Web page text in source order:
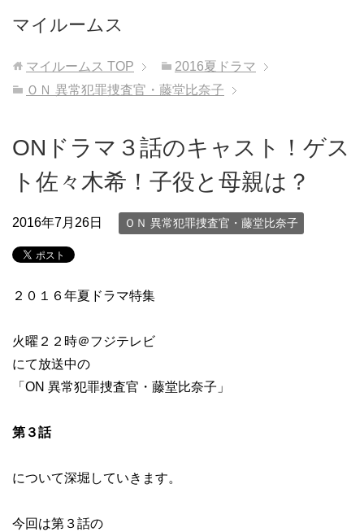
マイルームス
マイルームス TOP
2016夏ドラマ
ＯＮ 異常犯罪捜査官・藤堂比奈子
ONドラマ３話のキャスト！ゲス
ト佐々木希！子役と母親は？
2016年7月26日 ＯＮ 異常犯罪捜査官・藤堂比奈子
２０１６年夏ドラマ特集
火曜２２時＠フジテレビ
にて放送中の
「ON 異常犯罪捜査官・藤堂比奈子」
第３話
について深堀していきます。
今回は第３話の